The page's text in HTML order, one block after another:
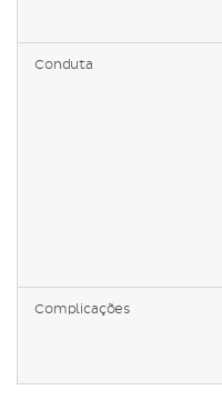
Conduta
Complicações